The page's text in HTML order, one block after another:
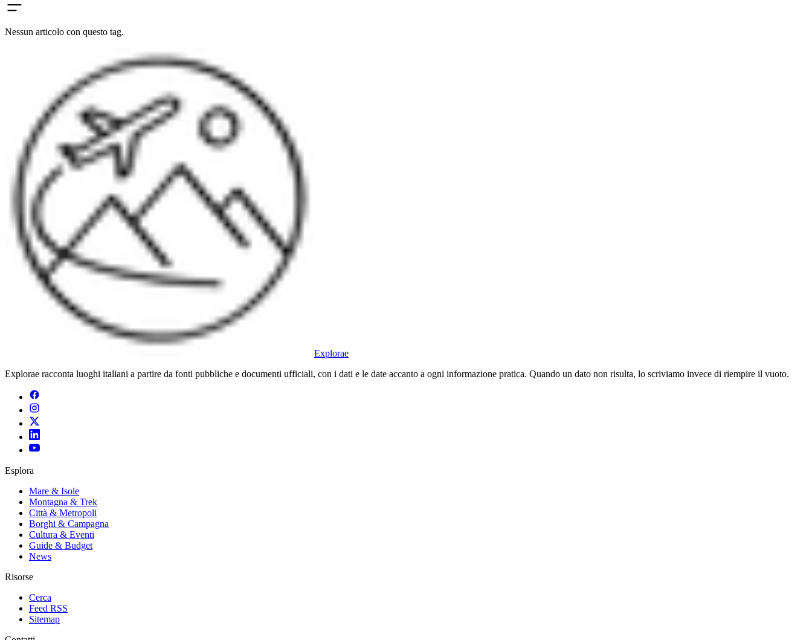
Nessun articolo con questo tag.
Explorae
Explorae racconta luoghi italiani a partire da fonti pubbliche e documenti ufficiali, con i dati e le date accanto a ogni informazione pratica. Quando un dato non risulta, lo scriviamo invece di riempire il vuoto.
Esplora
Mare & Isole
Montagna & Trek
Città & Metropoli
Borghi & Campagna
Cultura & Eventi
Guide & Budget
News
Risorse
Cerca
Feed RSS
Sitemap